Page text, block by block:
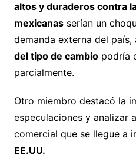
altos y duraderos contra
mexicanasserían un
demanda externa del país,
del tipo de cambiopodría
parcialmente.
Otro miembro destacó la
especulaciones y analizar
comercial que se llegue a
EE.UU.